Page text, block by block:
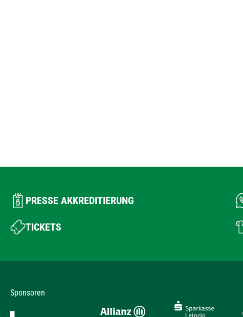
PRESSE AKKREDITIERUNG
TICKETS
Sponsoren